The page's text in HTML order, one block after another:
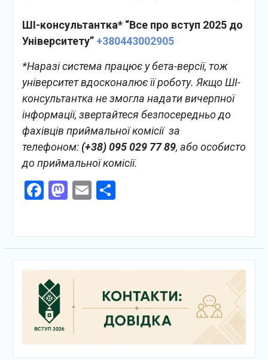
ШІ-консультантка* “Все про вступ 2025 до
Університету” +380443002905
*Наразі система працює у бета-версії, тож
університет вдосконалює її роботу. Якщо ШІ-
консультантка не змогла надати вичерпної
інформації, звертайтеся безпосередньо до
фахівців приймальної комісії за
телефоном: (+38) 095 029 77 89, або особисто
до приймальної комісії.
Facebook
Mastodon
EmailПоділитися